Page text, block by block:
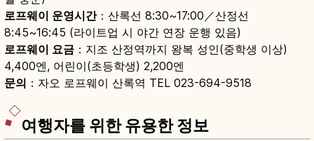
로프웨이 운영시간：산록선 8:30~17:00／산정선
8:45~16:45 (라이트업 시 야간 연장 운행 있음)
로프웨이 요금 ：지조 산정역까지 왕복 성인(중학생 이상)
4,400엔, 어린이(초등학생) 2,200엔
문의 ：자오 로프웨이 산록역 TEL 023-694-9518
여행자를 위한 유용한 정보